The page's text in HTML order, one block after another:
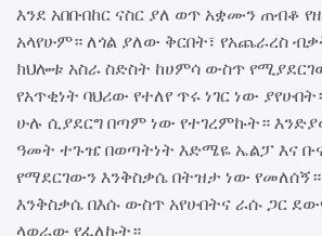
እንደ አበቡበከር ናስር ያለ ወጥ አቋሙን ጠብቆ
አላየሁም። ለጎል ያለው ቅርበት፣ የአጨራረስ
ክህሎቱ አስራ ስድስት ከሀምሳ ውስጥ
የአጥቂነት ባህሪው የተለየ ጥሩ ነገር ነው
ሁሉ ሲያደርግ በጣም ነው የተገረምኩት።
ዓመት ተጉዤ በወጣትነት እድሜዬ ኤልፓ እና ቡና
የማደርገውን እንቅስቃሴ በትዝታ ነው
እንቅስቃሴ በእሱ ውስጥ አየሁበትና ራሱ ጋር
ላወራው የፈለኩት።